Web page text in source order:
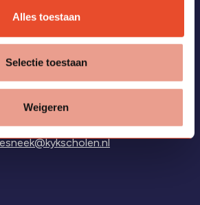
Alles toestaan
Selectie toestaan
Weigeren
vragenof neem contact met ons